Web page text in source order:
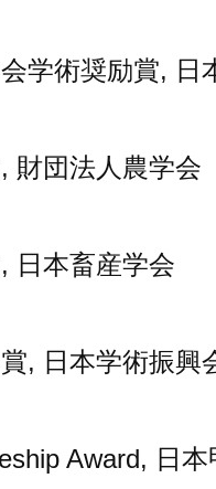
学術奨励賞, 日
財団法人農学会
日本畜産学会
, 日本学術振興
Award, 日